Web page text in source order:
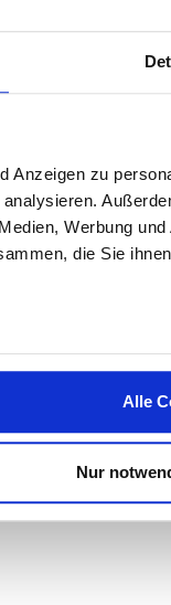
Anzeigen zu
Werbung
die Sie
Alle
Nur
rights reserved.